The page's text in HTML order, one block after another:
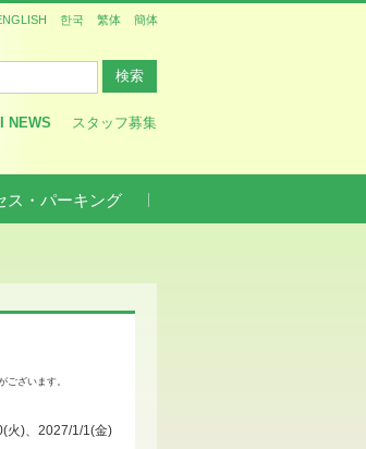
NEWS
スタッフ募集
한국 繁体 簡体
ス・パーキング
ございます。
火)、2027/1/1(金)